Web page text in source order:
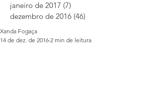
janeiro de 2017 (7)
dezembro de 2016 (46)
Xanda Fogaça
14 de dez. de 2016 2 min de leitura